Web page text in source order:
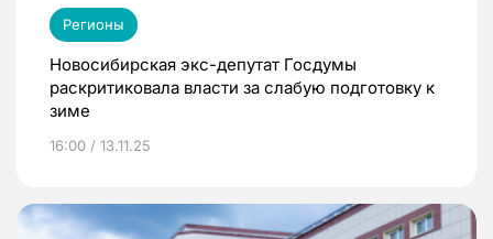
Регионы
Новосибирская экс-депутат Госдумы
раскритиковала власти за слабую подготовку к
зиме
16:00 / 13.11.25